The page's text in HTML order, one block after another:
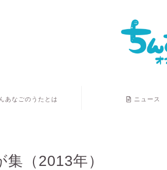
あなごのうたとは ニュース
（2013年）